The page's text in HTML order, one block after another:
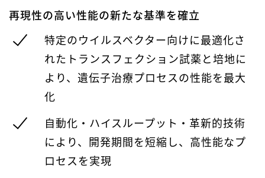
再現性の高い性能の新たな基準を確立
特定のウイルスベクター向けに最適化さ
れたトランスフェクション試薬と培地に
より、遺伝子治療プロセスの性能を最大
化
自動化・ハイスループット・革新的技術
により、開発期間を短縮し、高性能なプ
ロセスを実現